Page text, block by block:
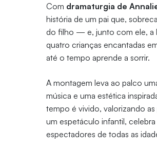
Com dramaturgia de
história de um pai que,
do filho — e, junto com ele, a
quatro crianças encantadas
até o tempo aprende a sorrir.
A montagem leva ao palco
música e uma estética
tempo é vivido, valorizando
um espetáculo infantil,
espectadores de todas as